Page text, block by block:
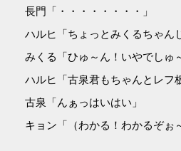
長門「・・・・・・・・」
ハルヒ「ちょっとみくるちゃん
みくる「ひゅ～ん！いやでしゅ
ハルヒ「古泉君もちゃんとレフ
古泉「んぁっはいはい」
キョン「（わかる！わかるぞぉ